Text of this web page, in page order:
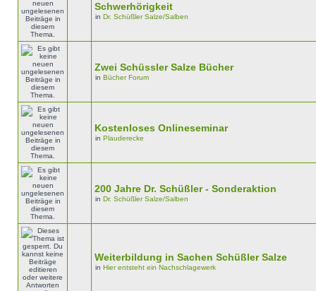
Schwerhörigkeit
in Dr. Schüßler Salze/Salben
Zwei Schüssler Salze Bücher
in Bücher Forum
Kostenloses Onlineseminar
in Plauderecke
200 Jahre Dr. Schüßler - Sonderaktion
in Dr. Schüßler Salze/Salben
Weiterbildung in Sachen Schüßler Salze
in Hier entsteht ein Nachschlagewerk